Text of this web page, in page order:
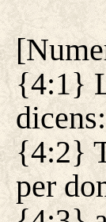
[
{4:1}
dicens:
{4:2}
per